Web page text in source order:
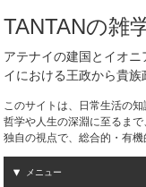
TANTANの雑
アテナイの建国とイオ
イにおける王政から貴族
このサイトは、日常生活の
哲学や人生の深淵に至るま
独自の視点で、総合的・有
メニュー